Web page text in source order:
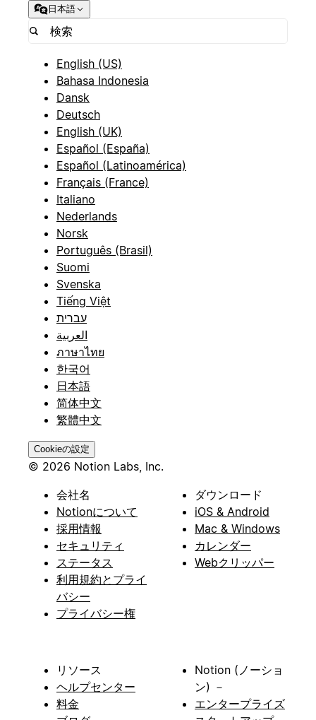
日本語
English (US)
Bahasa Indonesia
Dansk
Deutsch
English (UK)
Español (España)
Español (Latinoamérica)
Français (France)
Italiano
Nederlands
Norsk
Português (Brasil)
Suomi
Svenska
Tiếng Việt
עברית
العربية
ภาษาไทย
한국어
日本語
简体中文
繁體中文
Cookieの設定
© 2026 Notion Labs, Inc.
会社名
Notionについて
採用情報
セキュリティ
ステータス
利用規約とプライ
バシー
プライバシー権
ダウンロード
iOS & Android
Mac & Windows
カレンダー
Webクリッパー
リソース
ヘルプセンター
料金
Notion (ノーショ
ン) －
エンタープライズ